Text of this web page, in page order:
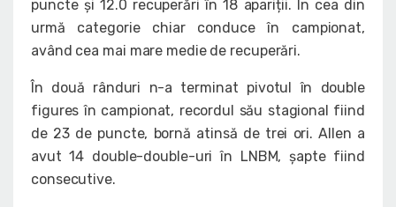
puncte și 12.0 recuperări în 18 apariții. În cea din
urmă categorie chiar conduce în campionat,
având cea mai mare medie de recuperări.
În două rânduri n-a terminat pivotul în double
figures în campionat, recordul său stagional fiind
de 23 de puncte, bornă atinsă de trei ori. Allen a
avut 14 double-double-uri în LNBM, șapte fiind
consecutive.